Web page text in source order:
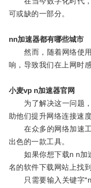
可或缺的一部分。
nn加速器都有哪些城市
然而，随着网络使用
响，导致我们在上网时
小麦vp n加速器官网
为了解决这一问题，
助他们提升网络连接速度
在众多的网络加速工
出色的一款工具。
如果你想下载n n加
名的软件下载网站上找
只需要输入关键字“n